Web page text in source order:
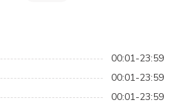
00:01-23:59
00:01-23:59
00:01-23:59